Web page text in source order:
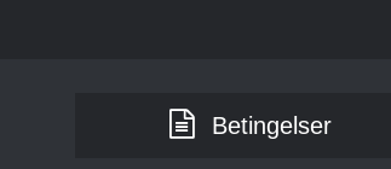
Betingelser